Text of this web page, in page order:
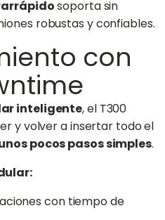
soporta sin
robustas y confiables.
con
inteligente, el T300
y volver a insertar todo el
pocos pasos simples.
con tiempo de